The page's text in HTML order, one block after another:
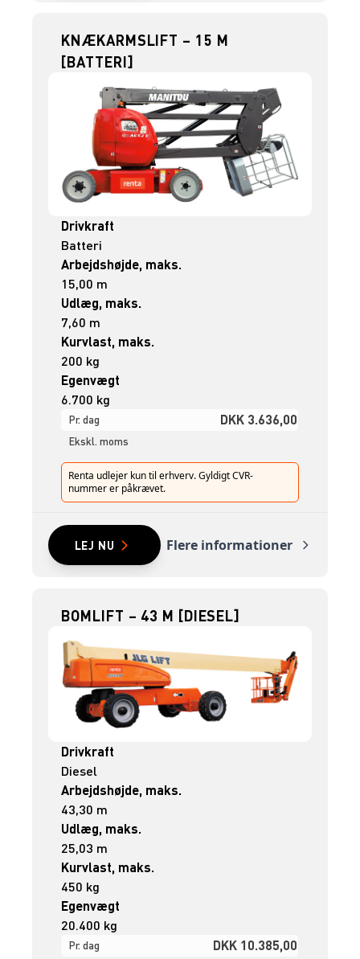
KNÆKARMSLIFT – 15 M
[BATTERI]
Drivkraft
Batteri
Arbejdshøjde, maks.
15,00 m
Udlæg, maks.
7,60 m
Kurvlast, maks.
200 kg
Egenvægt
6.700 kg
Pr. dag DKK 3.636,00
Ekskl. moms
Renta udlejer kun til erhverv. Gyldigt CVR-
nummer er påkrævet.
LEJ NU Flere informationer
BOMLIFT – 43 M [DIESEL]
Drivkraft
Diesel
Arbejdshøjde, maks.
43,30 m
Udlæg, maks.
25,03 m
Kurvlast, maks.
450 kg
Egenvægt
20.400 kg
Pr. dag DKK 10.385,00